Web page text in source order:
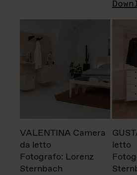
VALENTINA Camera
da letto
Fotografo: Lorenz
Sternbach
letto